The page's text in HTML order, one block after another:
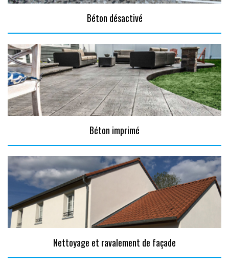
Béton désactivé
Béton imprimé
Nettoyage et ravalement de façade